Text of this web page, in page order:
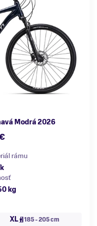
Modrá 2026
rámu
kg
XL 185 - 205 cm